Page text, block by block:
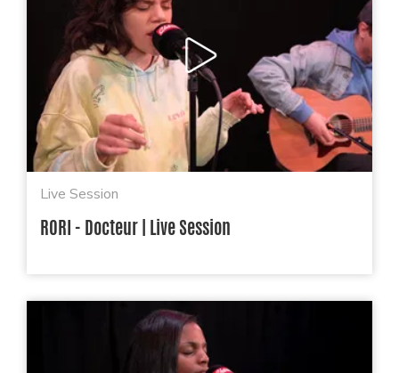
Live Session
RORI - Docteur | Live Session